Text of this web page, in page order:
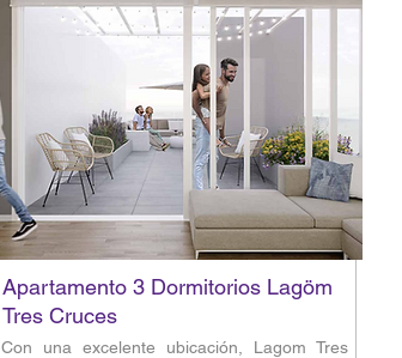
Apartamento 3 Dormitorios Lagöm
Tres Cruces
Con una excelente ubicación, Lagom Tres